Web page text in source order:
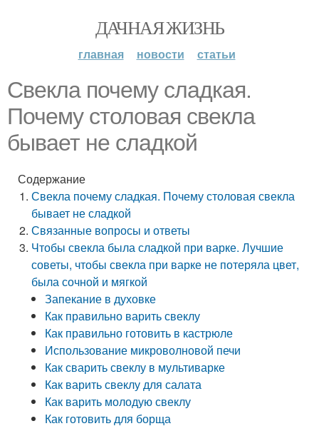
ДАЧНАЯ ЖИЗНЬ
главная новости статьи
Свекла почему сладкая.
Почему столовая свекла
бывает не сладкой
Содержание
Свекла почему сладкая. Почему столовая свекла
бывает не сладкой
Связанные вопросы и ответы
Чтобы свекла была сладкой при варке. Лучшие
советы, чтобы свекла при варке не потеряла цвет,
была сочной и мягкой
Запекание в духовке
Как правильно варить свеклу
Как правильно готовить в кастрюле
Использование микроволновой печи
Как сварить свеклу в мультиварке
Как варить свеклу для салата
Как варить молодую свеклу
Как готовить для борща